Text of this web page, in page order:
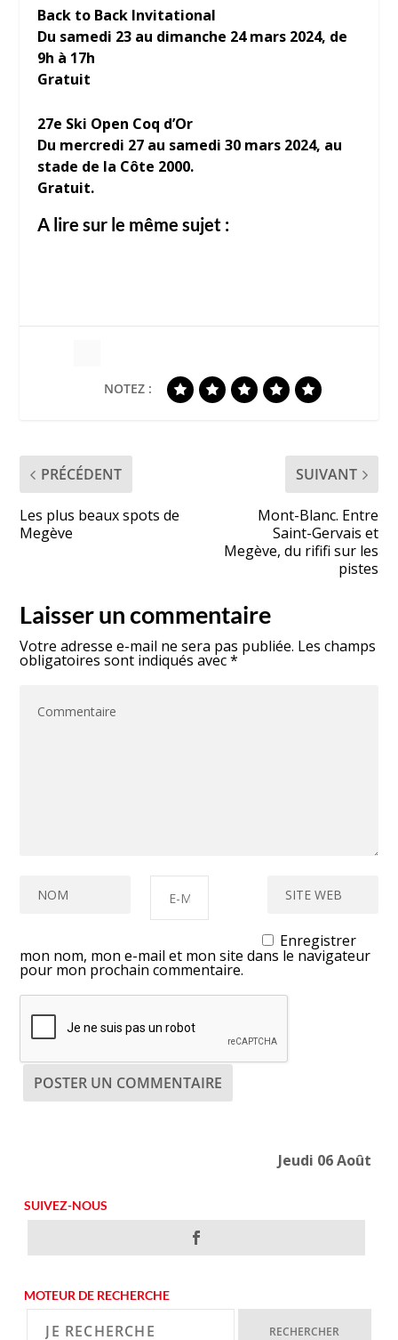
Back to Back Invitational
Du samedi 23 au dimanche 24 mars 2024, de
9h à 17h
Gratuit
27e Ski Open Coq d’Or
Du mercredi 27 au samedi 30 mars 2024, au
stade de la Côte 2000.
Gratuit.
A lire sur le même sujet :
NOTEZ :
PRÉCÉDENT
Les plus beaux spots de
Megève
SUIVANT
Mont-Blanc. Entre
Saint-Gervais et
Megève, du rififi sur les
pistes
Laisser un commentaire
Votre adresse e-mail ne sera pas publiée. Les champs
obligatoires sont indiqués avec*
Enregistrer
mon nom, mon e-mail et mon site dans le navigateur
pour mon prochain commentaire.
Jeudi 06 Août
SUIVEZ-NOUS
MOTEUR DE RECHERCHE